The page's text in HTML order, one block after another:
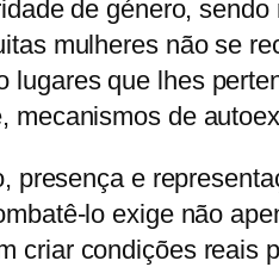
de género,
mulheres não se
lugares que lhes
mecanismos de
presença e
lo exige não
criar condições reais